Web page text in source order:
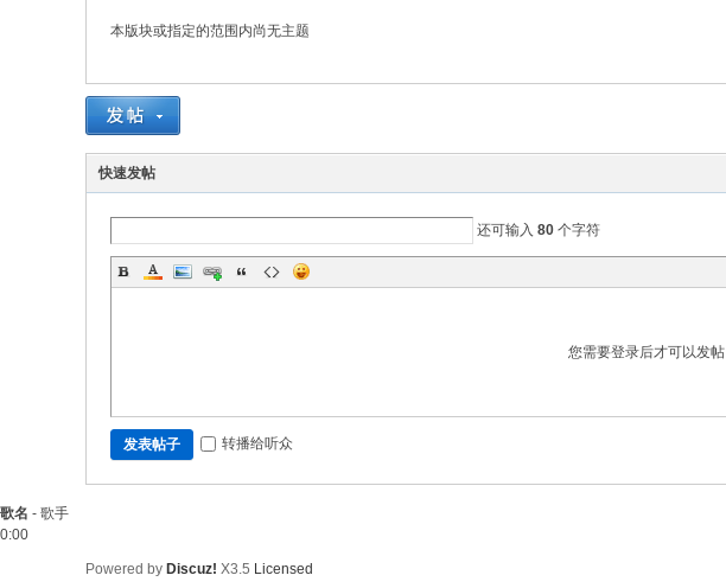
本版块或指定的范围内尚无主题
快速发帖
还可输入 80 个字符
您需要登录后才可以发帖
发表帖子 转播给听众
歌名 - 歌手
0:00
Powered by Discuz! X3.5 Licensed